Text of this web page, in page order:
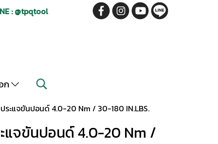
: @tpqtool
ก
ประแจขันปอนด์ 4.0-20 Nm / 30-180 IN.LBS.
ะแจขันปอนด์ 4.0-20 Nm /